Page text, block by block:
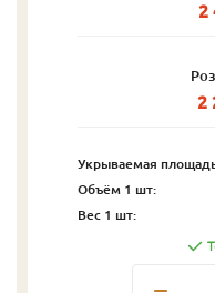
2
2
Укрываемая
Объём 1 шт:
Вес 1 шт: